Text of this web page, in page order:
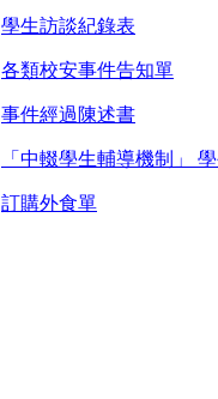
學生訪談紀錄表
各類校安事件告知單
事件經過 陳述書
「中輟學生輔導機制」
訂購外食單